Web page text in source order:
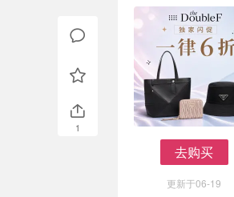
去购买
更新于06-19
1